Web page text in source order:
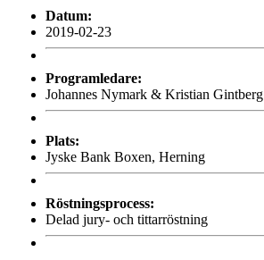
Datum:
2019-02-23
Programledare:
Johannes Nymark & Kristian Gintberg
Plats:
Jyske Bank Boxen, Herning
Röstningsprocess:
Delad jury- och tittarröstning